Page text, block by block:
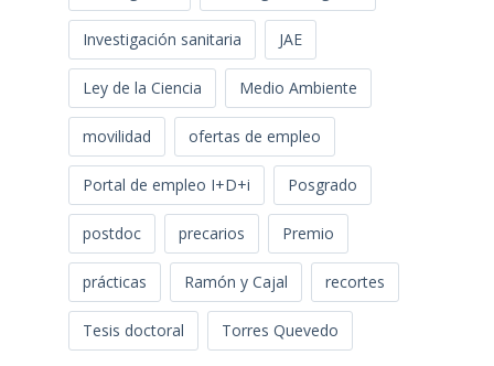
Investigación sanitaria JAE
Ley de la Ciencia Medio Ambiente
movilidad ofertas de empleo
Portal de empleo I+D+i Posgrado
postdoc precarios Premio
prácticas Ramón y Cajal recortes
Tesis doctoral Torres Quevedo